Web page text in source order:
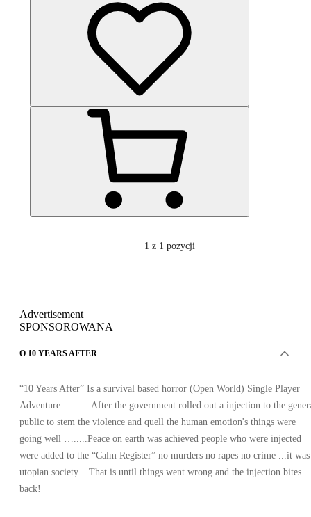
1 z 1 pozycji
Advertisement
SPONSOROWANA
O 10 YEARS AFTER
“10 Years After” Is a survival based horror (Open World) Single Player
Adventure ..........After the government rolled out a injection to the
public to stem the violence and quell the human emotion's things were
going well ….....Peace on earth was achieved people who were injected
were added to the “Calm Register” no murders no rapes no crime ...it was
utopian society....That is until things went wrong and the injection bites
back!